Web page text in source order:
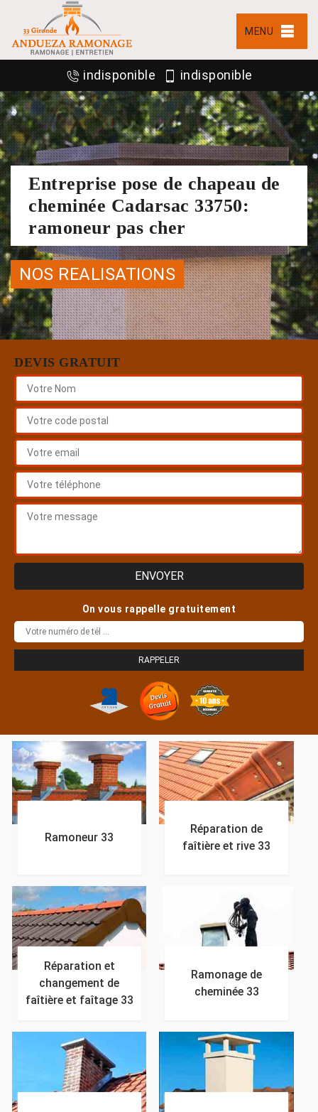
MENU
indisponible indisponible
Entreprise pose de chapeau de
cheminée Cadarsac 33750:
ramoneur pas cher
NOS REALISATIONS
DEVIS GRATUIT
On vous rappelle gratuitement
Ramoneur 33
Réparation de
faîtière et rive 33
Réparation et
changement de
faîtière et faîtage 33
Ramonage de
cheminée 33